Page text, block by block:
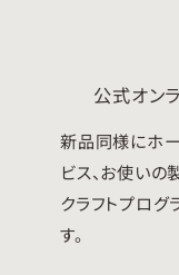
公式オン
新品同様にホ
ビス、お使い
クラフトプロ
す。